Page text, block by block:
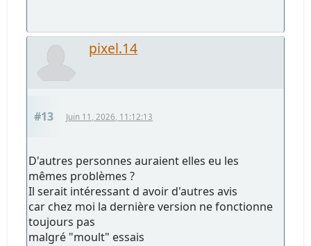
pixel.14
#13 Juin 11, 2026, 11:12:13
D'autres personnes auraient elles eu les
mêmes problèmes ?
Il serait intéressant d avoir d'autres avis
car chez moi la dernière version ne fonctionne
toujours pas
malgré "moult" essais